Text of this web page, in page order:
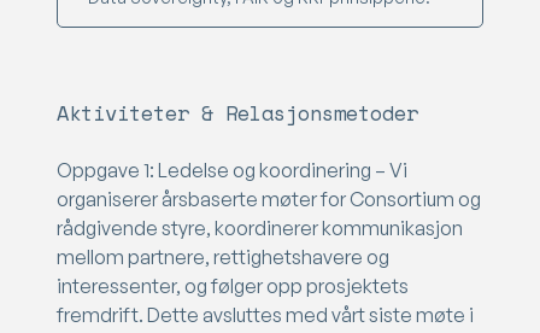
Aktiviteter & Relasjonsmetoder
Oppgave 1: Ledelse og koordinering – Vi
organiserer årsbaserte møter for Consortium og
rådgivende styre, koordinerer kommunikasjon
mellom partnere, rettighetshavere og
interessenter, og følger opp prosjektets
fremdrift. Dette avsluttes med vårt siste møte i